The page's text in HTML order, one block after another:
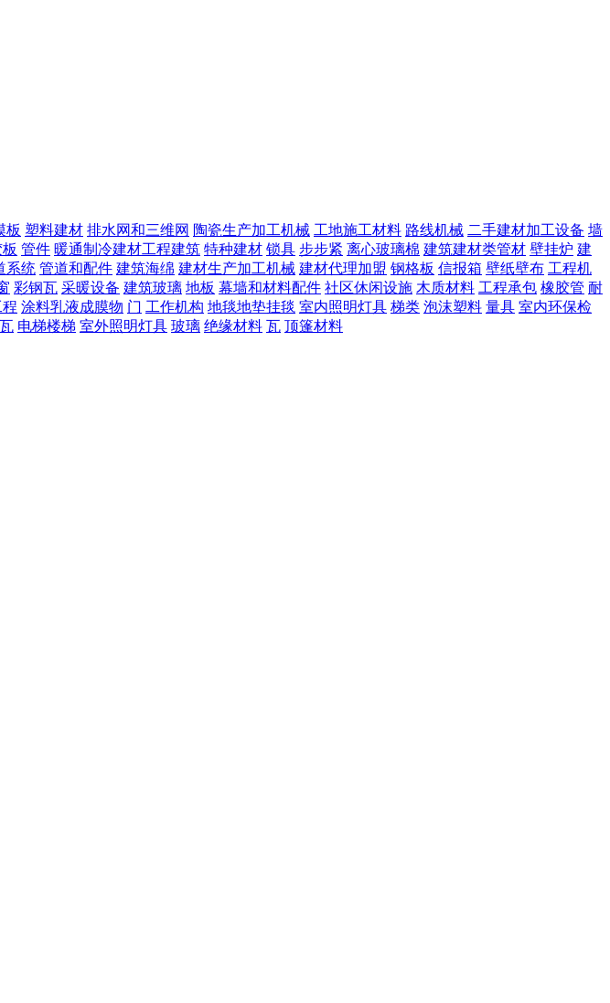
板 塑料建材 排水网和三维网 陶瓷生产加工机械 工地施工材料 路线机械 二手建材加工设备 墙
管件 暖通制冷建材工程建筑 特种建材 锁具 步步紧 离心玻璃棉 建筑建材类管材 壁挂炉 建
系统 管道和配件 建筑海绵 建材生产加工机械 建材代理加盟 钢格板 信报箱 壁纸壁布 工程机
彩钢瓦 采暖设备 建筑玻璃 地板 幕墙和材料配件 社区休闲设施 木质材料 工程承包 橡胶管 耐
涂料乳液成膜物 门 工作机构 地毯地垫挂毯 室内照明灯具 梯类 泡沫塑料 量具 室内环保检
电梯楼梯 室外照明灯具 玻璃 绝缘材料 瓦 顶篷材料